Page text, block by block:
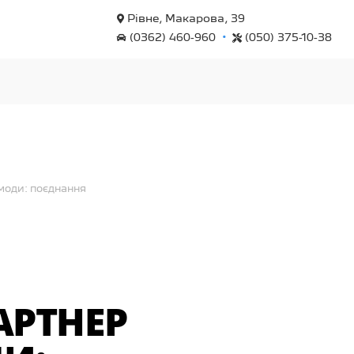
Рівне, Макарова, 39
(0362) 460-960
• (050) 375-10-38
поєднання